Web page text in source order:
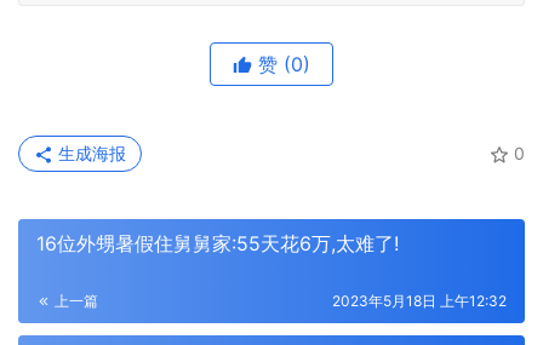
赞 (0)
0
生成海报
16位外甥暑假住舅舅家:55天花6万,太难了!
上一篇 2023年5月18日 上午12:32